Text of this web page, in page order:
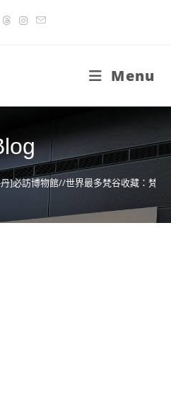
Menu
]必訪博物館//世界最多梵谷收藏：梵